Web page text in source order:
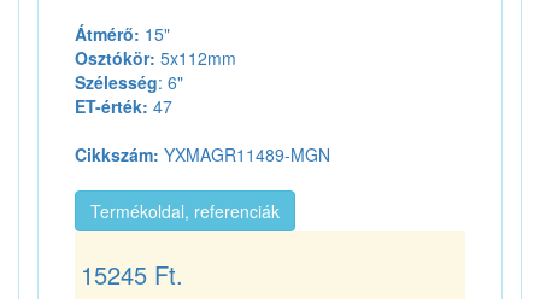
Átmérő: 15"
Osztókör: 5x112mm
Szélesség: 6"
ET-érték: 47
Cikkszám: YXMAGR11489-MGN
Termékoldal, referenciák
15245 Ft.